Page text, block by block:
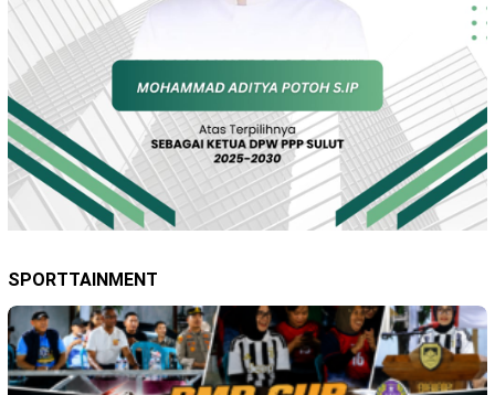
SPORTTAINMENT